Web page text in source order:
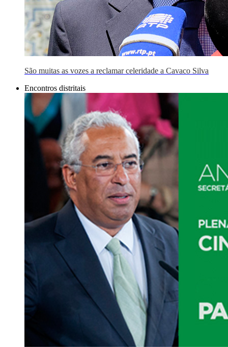
São muitas as vozes a reclamar celeridade a Cavaco Silva
Encontros distritais